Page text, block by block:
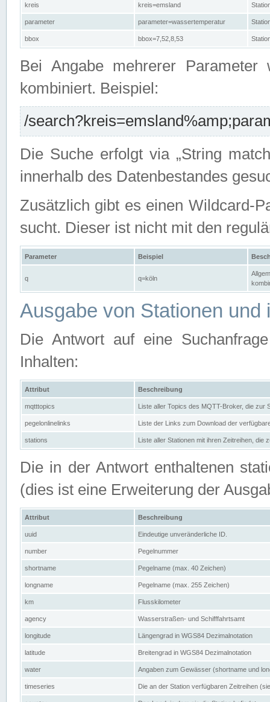
kreis kreis=emsland
parameter parameter=wassertemperatur
bbox bbox=7,52,8,53
Bei Angabe mehrerer Parameter
kombiniert. Beispiel:
/
Die Suche erfolgt via „String
innerhalb des Datenbestandes
Zusätzlich gibt es einen Wildcard-
sucht. Dieser ist nicht mit den
Parameter Beispiel
q q=köln
Ausgabe von Stationen und
Die Antwort auf eine
Inhalten:
Attribut Beschreibung
mqtttopics Liste aller Topics des MQTT-Broker, die zur
pegelonlinelinks Liste der Links zum Download der
stations Liste aller Stationen mit ihren Zeitreihen, die
Die in der Antwort enthaltenen
(dies ist eine Erweiterung der
Attribut Beschreibung
uuid Eindeutige unveränderliche ID.
number Pegelnummer
shortname Pegelname (max. 40 Zeichen)
longname Pegelname (max. 255 Zeichen)
km Flusskilometer
agency Wasserstraßen- und Schifffahrtsamt
longitude Längengrad in WGS84 Dezimalnotation
latitude Breitengrad in WGS84 Dezimalnotation
water Angaben zum Gewässer (shortname und
timeseries Die an der Station verfügbaren Zeitreihen